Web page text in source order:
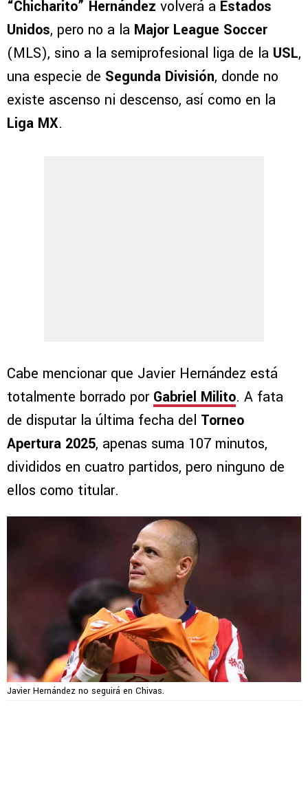
“Chicharito” Hernández volverá a Estados
Unidos, pero no a la Major League Soccer
(MLS), sino a la semiprofesional liga de la USL,
una especie de Segunda División, donde no
existe ascenso ni descenso, así como en la
Liga MX.
Cabe mencionar que Javier Hernández está
totalmente borrado por Gabriel Milito. A fata
de disputar la última fecha del Torneo
Apertura 2025, apenas suma 107 minutos,
divididos en cuatro partidos, pero ninguno de
ellos como titular.
Javier Hernández no seguirá en Chivas.